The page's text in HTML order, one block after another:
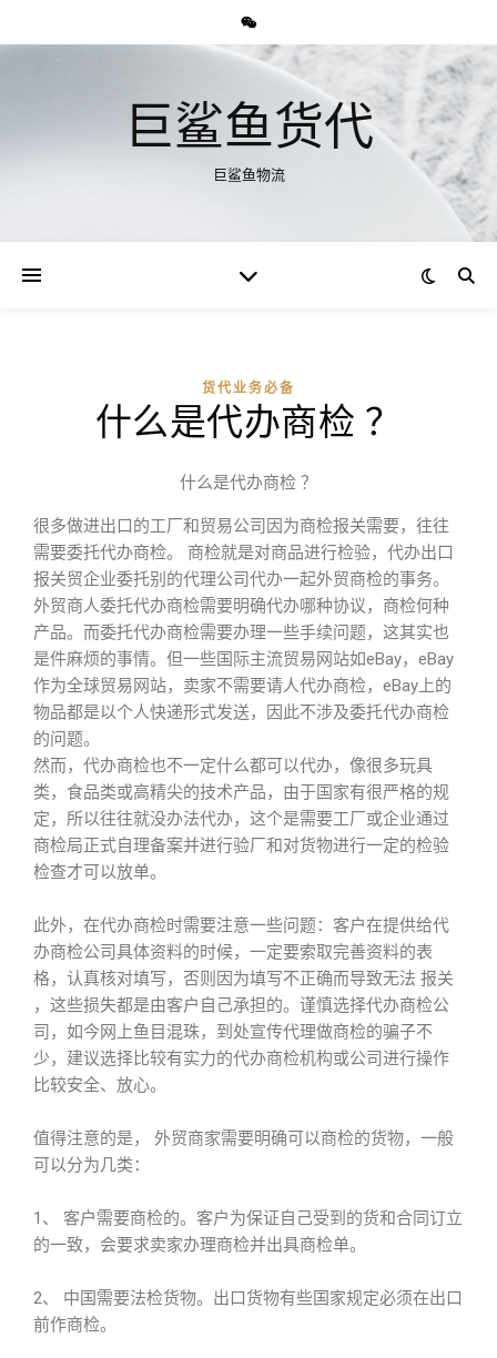
巨鲨鱼货代
巨鲨鱼物流
货代业务必备
什么是代办商检 ？
什么是代办商检 ？
很多做进出口的工厂和贸易公司因为商检报关需要，往往
需要委托代办商检。 商检就是对商品进行检验，代办出口
报关贸企业委托别的代理公司代办一起外贸商检的事务。
外贸商人委托代办商检需要明确代办哪种协议，商检何种
产品。而委托代办商检需要办理一些手续问题，这其实也
是件麻烦的事情。但一些国际主流贸易网站如eBay，eBay
作为全球贸易网站，卖家不需要请人代办商检，eBay上的
物品都是以个人快递形式发送，因此不涉及委托代办商检
的问题。
然而，代办商检也不一定什么都可以代办，像很多玩具
类，食品类或高精尖的技术产品，由于国家有很严格的规
定，所以往往就没办法代办，这个是需要工厂或企业通过
商检局正式自理备案并进行验厂和对货物进行一定的检验
检查才可以放单。
此外，在代办商检时需要注意一些问题：客户在提供给代
办商检公司具体资料的时候，一定要索取完善资料的表
格，认真核对填写，否则因为填写不正确而导致无法 报关
，这些损失都是由客户自己承担的。谨慎选择代办商检公
司，如今网上鱼目混珠，到处宣传代理做商检的骗子不
少，建议选择比较有实力的代办商检机构或公司进行操作
比较安全、放心。
值得注意的是， 外贸商家需要明确可以商检的货物，一般
可以分为几类：
1、 客户需要商检的。客户为保证自己受到的货和合同订立
的一致，会要求卖家办理商检并出具商检单。
2、 中国需要法检货物。出口货物有些国家规定必须在出口
前作商检。